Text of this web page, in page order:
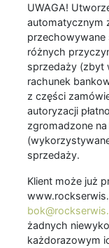
UWAGA!
automatycznym
przechowywane
różnych
sprzedaży (zbyt
rachunek
z części
autoryzacji
zgromadzone
sprzedaży.
Klient może już
żadnych
każdorazowym